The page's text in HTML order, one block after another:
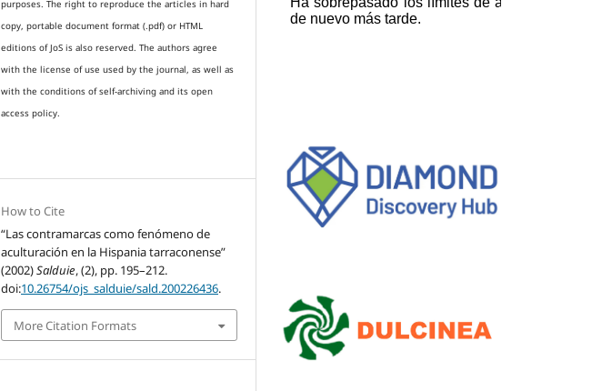
purposes. The right to reproduce the articles in hard
copy, portable document format (.pdf) or HTML
editions of JoS is also reserved. The authors agree
with the license of use used by the journal, as well as
with the conditions of self-archiving and its open
access policy.
How to Cite
“Las contramarcas como fenómeno de
aculturación en la Hispania tarraconense”
(2002)Salduie, (2), pp. 195–212.
doi:10.26754/ojs_salduie/sald.200226436.
More Citation Formats